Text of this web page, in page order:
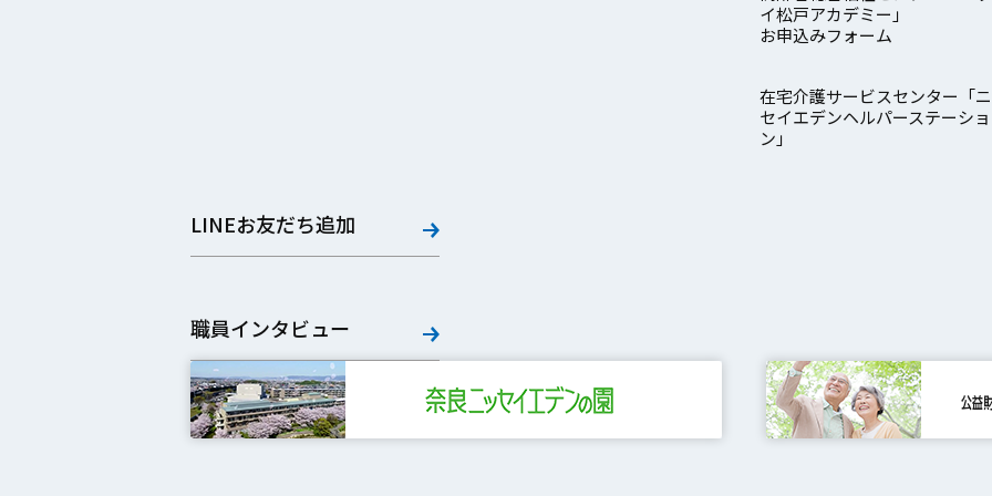
イ松戸アカデミー」
お申込みフォーム
在宅介護サービスセンター「
セイエデンヘルパーステーショ
ン」
LINEお友だち追加
職員インタビュー